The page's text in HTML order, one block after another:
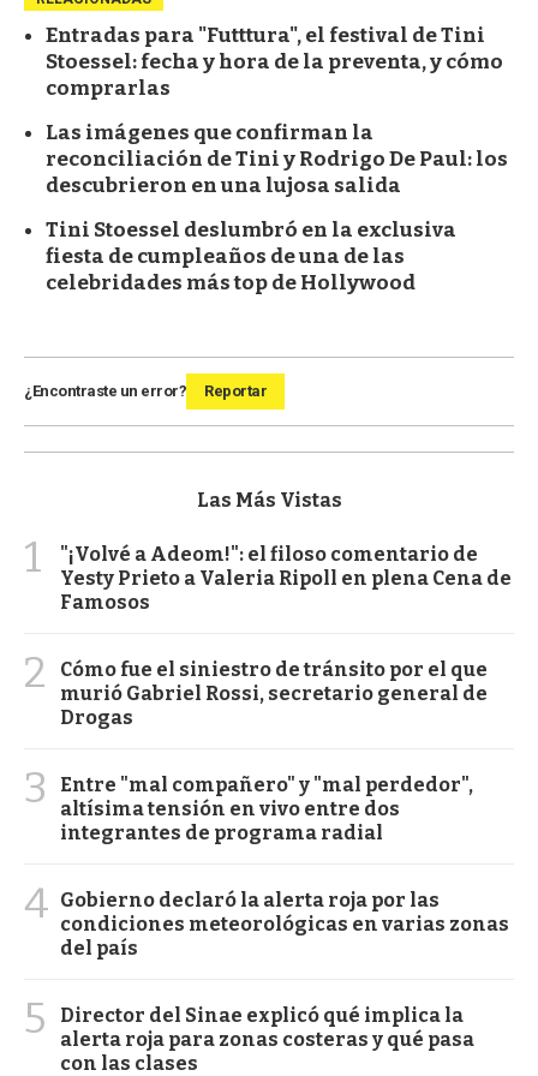
Entradas para "Futttura", el festival de Tini
Stoessel: fecha y hora de la preventa, y cómo
comprarlas
Las imágenes que confirman la
reconciliación de Tini y Rodrigo De Paul: los
descubrieron en una lujosa salida
Tini Stoessel deslumbró en la exclusiva
fiesta de cumpleaños de una de las
celebridades más top de Hollywood
¿Encontraste un error? Reportar
Las Más Vistas
1
"¡Volvé a Adeom!": el filoso comentario de
Yesty Prieto a Valeria Ripoll en plena Cena de
Famosos
2
Cómo fue el siniestro de tránsito por el que
murió Gabriel Rossi, secretario general de
Drogas
3
Entre "mal compañero" y "mal perdedor",
altísima tensión en vivo entre dos
integrantes de programa radial
4 Gobierno declaró la alerta roja por las
condiciones meteorológicas en varias zonas
del país
5
Director del Sinae explicó qué implica la
alerta roja para zonas costeras y qué pasa
con las clases